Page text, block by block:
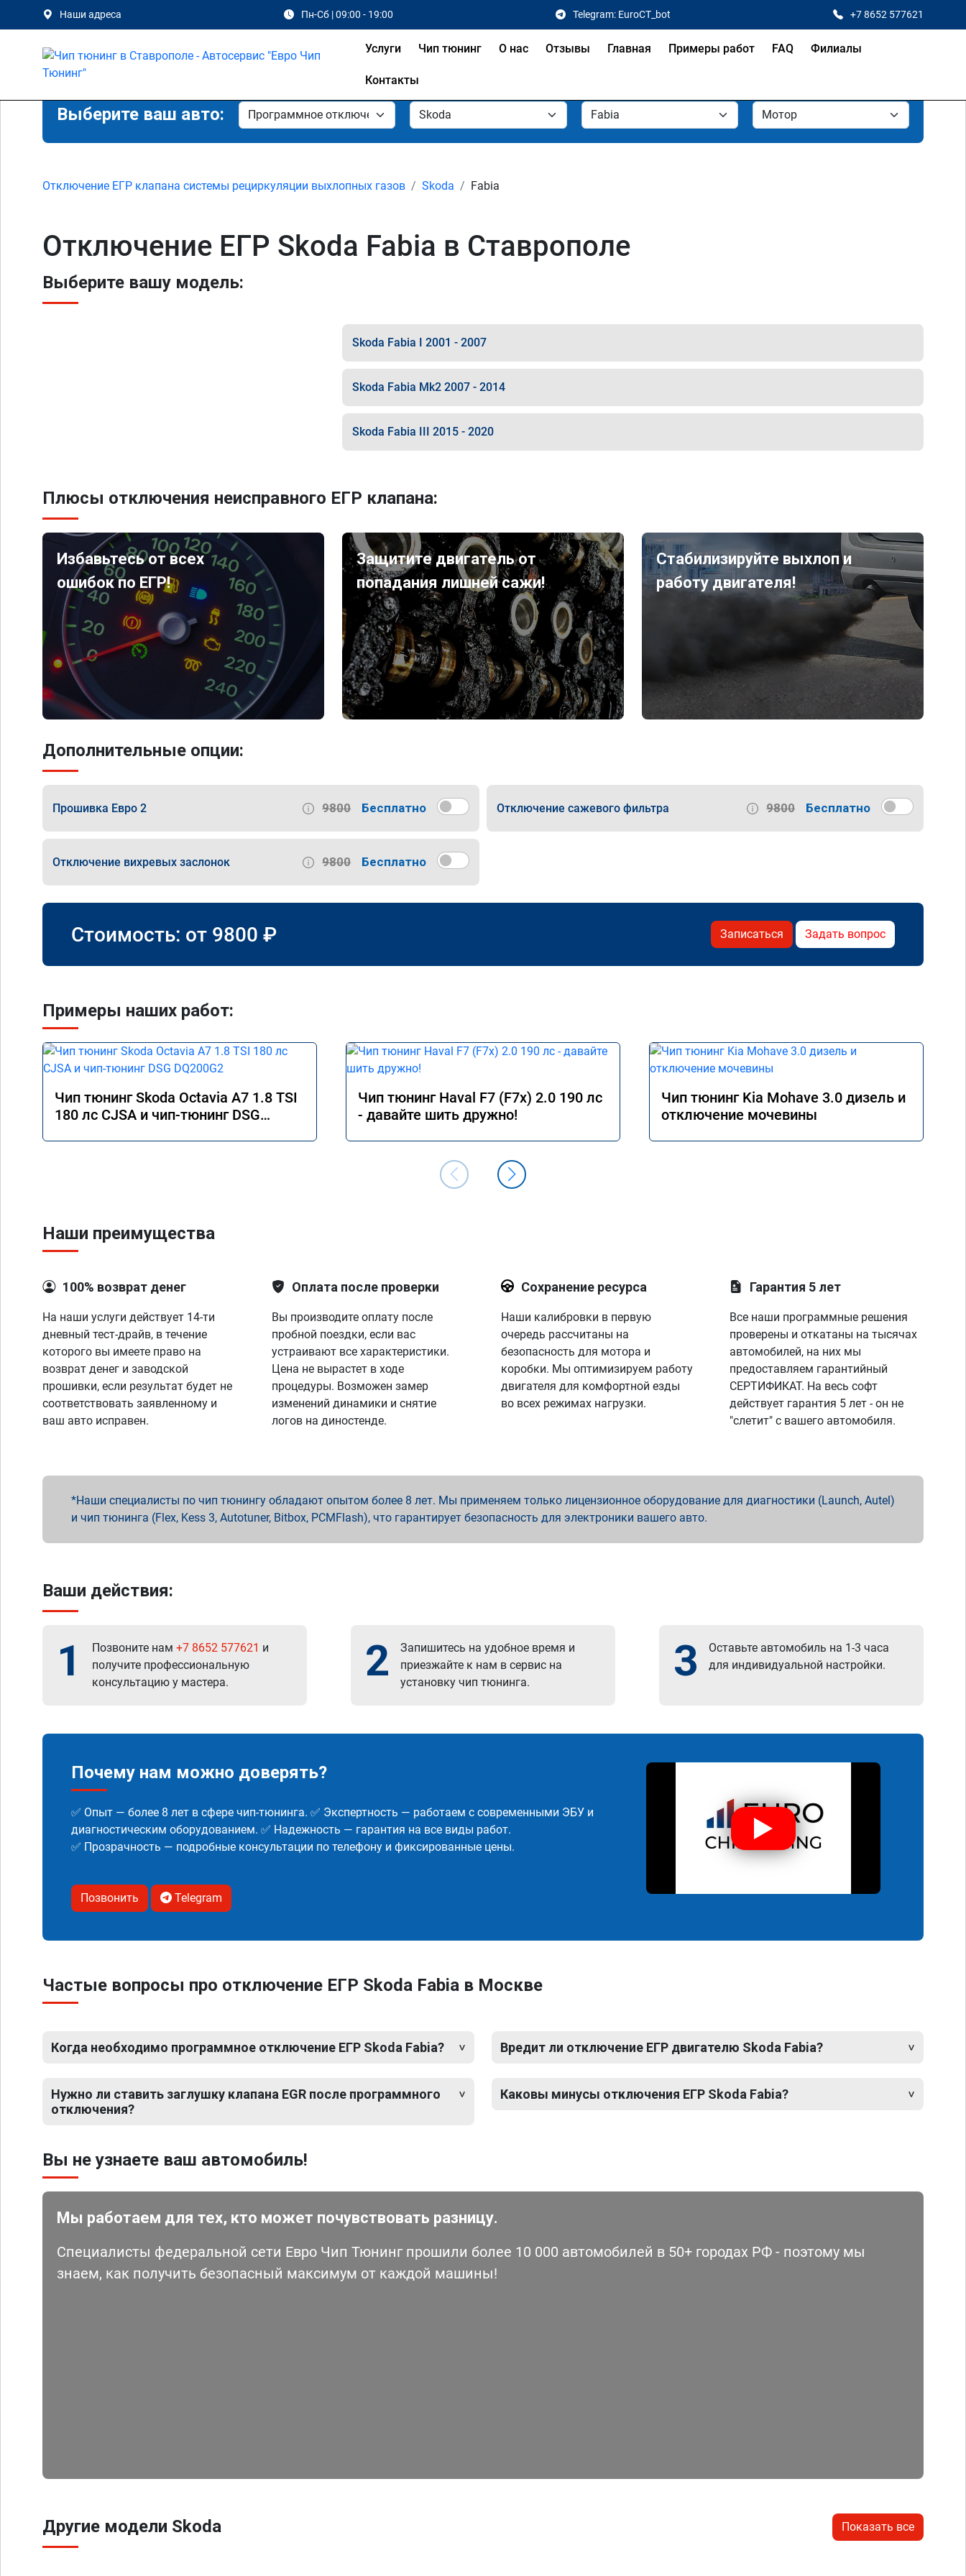
Наши адреса Пн-Сб | 09:00 - 19:00 Telegram: EuroCT_bot +7 8652 577621
Услуги Чип тюнинг О нас Отзывы Главная Примеры работ FAQ Филиалы
Контакты
Выберите ваш авто:
Отключение ЕГР клапана системы рециркуляции выхлопных газов Skoda Fabia
Отключение ЕГР Skoda Fabia в Ставрополе
Выберите вашу модель:
Skoda Fabia I 2001 - 2007
Skoda Fabia Mk2 2007 - 2014
Skoda Fabia III 2015 - 2020
Плюсы отключения неисправного ЕГР клапана:
Избавьтесь от всех
ошибок по ЕГР!
Защитите двигатель от
попадания лишней сажи!
Стабилизируйте выхлоп и
работу двигателя!
Дополнительные опции:
Прошивка Евро 2 9800 Бесплатно Отключение сажевого фильтра 9800 Бесплатно
Отключение вихревых заслонок 9800 Бесплатно
Стоимость: от 9800 ₽ Записаться Задать вопрос
Примеры наших работ:
Чип тюнинг Skoda Octavia A7 1.8 TSI
180 лс CJSA и чип-тюнинг DSG
Чип тюнинг Haval F7 (F7x) 2.0 190 лс
- давайте шить дружно!
Чип тюнинг Kia Mohave 3.0 дизель и
отключение мочевины
Наши преимущества
100% возврат денег
На наши услуги действует 14-ти
дневный тест-драйв, в течение
которого вы имеете право на
возврат денег и заводской
прошивки, если результат будет не
соответствовать заявленному и
ваш авто исправен.
Оплата после проверки
Вы производите оплату после
пробной поездки, если вас
устраивают все характеристики.
Цена не вырастет в ходе
процедуры. Возможен замер
изменений динамики и снятие
логов на диностенде.
Сохранение ресурса
Наши калибровки в первую
очередь рассчитаны на
безопасность для мотора и
коробки. Мы оптимизируем работу
двигателя для комфортной езды
во всех режимах нагрузки.
Гарантия 5 лет
Все наши программные решения
проверены и откатаны на тысячах
автомобилей, на них мы
предоставляем гарантийный
СЕРТИФИКАТ. На весь софт
действует гарантия 5 лет - он не
"слетит" с вашего автомобиля.
Наши специалисты по чип тюнингу обладают опытом более 8 лет. Мы применяем только лицензионное оборудование для диагностики (Launch, Autel)
и чип тюнинга (Flex, Kess 3, Autotuner, Bitbox, PCMFlash), что гарантирует безопасность для электроники вашего авто.
Ваши действия:
1 Позвоните нам +7 8652 577621 и
получите профессиональную
консультацию у мастера.
2
Запишитесь на удобное время и
приезжайте к нам в сервис на
установку чип тюнинга.
3
Оставьте автомобиль на 1-3 часа
для индивидуальной настройки.
Почему нам можно доверять?
✅ Опыт — более 8 лет в сфере чип-тюнинга. ✅ Экспертность — работаем с современными ЭБУ и
диагностическим оборудованием. ✅ Надежность — гарантия на все виды работ.
✅ Прозрачность — подробные консультации по телефону и фиксированные цены.
Позвонить Telegram
Частые вопросы про отключение ЕГР Skoda Fabia в Москве
Когда необходимо программное отключение ЕГР Skoda Fabia?
Нужно ли ставить заглушку клапана EGR после программного
отключения?
Вредит ли отключение ЕГР двигателю Skoda Fabia?
Каковы минусы отключения ЕГР Skoda Fabia?
Вы не узнаете ваш автомобиль!
Мы работаем для тех, кто может почувствовать разницу.
Специалисты федеральной сети Евро Чип Тюнинг прошили более 10 000 автомобилей в 50+ городах РФ - поэтому мы
знаем, как получить безопасный максимум от каждой машины!
Другие модели Skoda Показать все